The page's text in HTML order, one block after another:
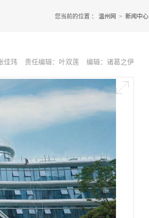
您当前的位置 ： 温州网 > 新闻中心
佳玮 责任编辑：叶双莲 编辑：诸葛之伊